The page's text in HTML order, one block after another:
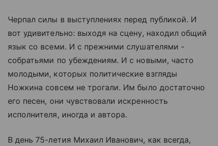
Черпал силы в выступлениях перед публикой. И
вот удивительно: выходя на сцену, находил общий
язык со всеми. И с прежними слушателями -
собратьями по убеждениям. И с новыми, часто
молодыми, которых политические взгляды
Ножкина совсем не трогали. Им было достаточно
его песен, они чувствовали искренность
исполнителя, иногда и автора.
В день 75-летия Михаил Иванович, как всегда,